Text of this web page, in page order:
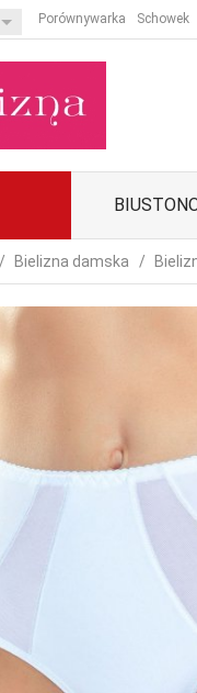
Porównywarka Schowek
Bielizna damska